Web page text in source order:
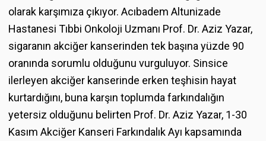
olarak karşımıza çıkıyor. Acıbadem Altunizade
Hastanesi Tıbbi Onkoloji Uzmanı Prof. Dr. Aziz Yazar,
sigaranın akciğer kanserinden tek başına yüzde 90
oranında sorumlu olduğunu vurguluyor. Sinsice
ilerleyen akciğer kanserinde erken teşhisin hayat
kurtardığını, buna karşın toplumda farkındalığın
yetersiz olduğunu belirten Prof. Dr. Aziz Yazar, 1-30
Kasım Akciğer Kanseri Farkındalık Ayı kapsamında